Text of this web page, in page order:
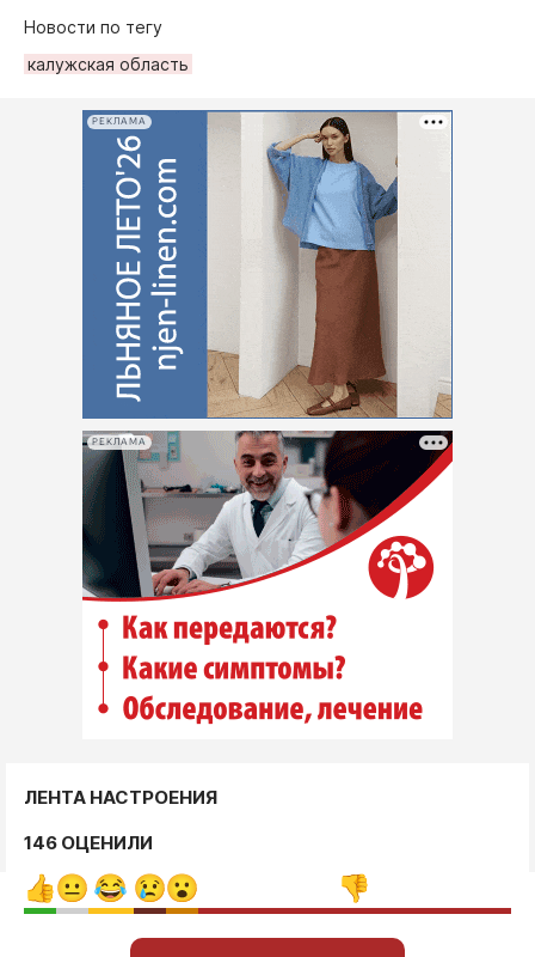
Новости по тегу
калужская область
РЕКЛАМА
РЕКЛАМА
ЛЕНТА НАСТРОЕНИЯ
146 ОЦЕНИЛИ